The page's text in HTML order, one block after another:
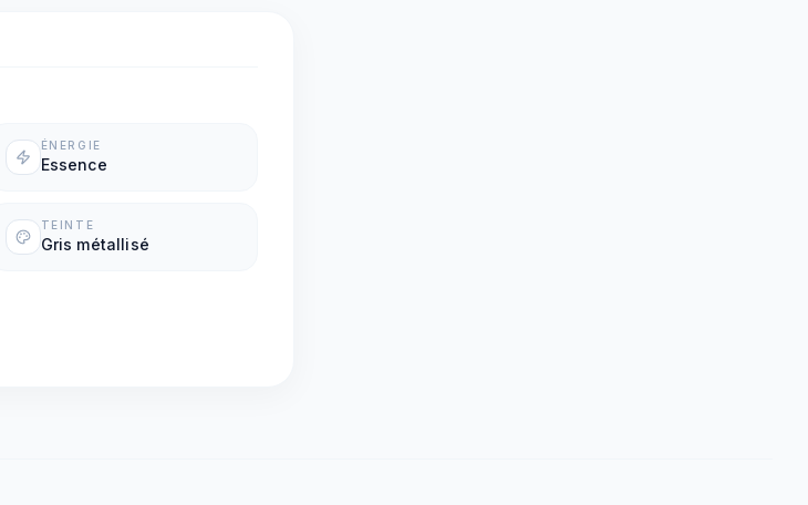
ÉNERGIE
Essence
TEINTE
Gris métallisé